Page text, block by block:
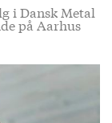
i Dansk Metal
på Aarhus